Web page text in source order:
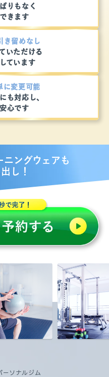
りもなく
きます
き留めなし
いただける
ています
に変更可能
も対応し、
心です
ニングウェアも
し！
ーソナルジム